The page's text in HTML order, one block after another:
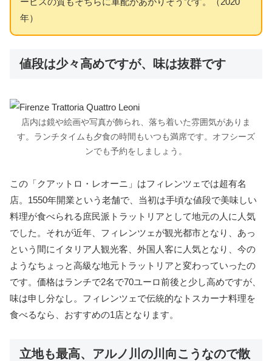
年）
値段は少々高めですが、味は抜群です
店内は鏡や絵画や写真が飾られ、落ち着いた雰囲気がありま
す。ランチタイムも夕食の時間もいつも満席です。オフシーズ
ンでも予約をしましょう。
この「クアットロ・レオーニ」はフィレンツェでは超有名
店。1550年開業という老舗で、当初は手頃な値段で美味しい
料理が食べられる庶民派トラットリアとして地元の人に人気
でした。それが近年、フィレンツェが観光都市となり、あっ
という間にイタリア人観光客、外国人客に人気となり、今の
ようなちょっと高級な地元トラットリアと変わっていったの
です。価格はランチで2名で70ユーロ前後と少し高めですが、
味は申し分なし。フィレンツェで伝統的なトスカーナ料理を
食べるなら、おすすめの1店となります。
立地も最高、アルノ川の川向こうなので散